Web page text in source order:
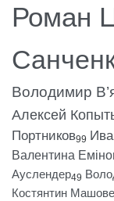
Роман
Володимир
Алексей
Портников99
Валентина
Ауслендер49
Костянтин